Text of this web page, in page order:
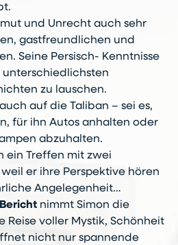
und Unrecht auch sehr
gastfreundlichen und
Seine Persisch- Kenntnisse
zu lauschen.
auf die Taliban – sei es,
für ihn Autos anhalten oder
abzuhalten.
ein Treffen mit zwei
er ihre Perspektive hören
Angelegenheit…
nimmt Simon die
Reise voller Mystik, Schönheit
nicht nur spannende